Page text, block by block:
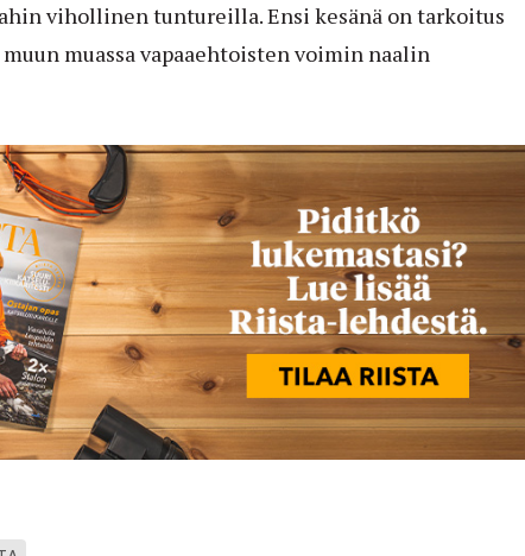
vihollinen tuntureilla. Ensi kesänä on tarkoitus
muassa vapaaehtoisten voimin naalin